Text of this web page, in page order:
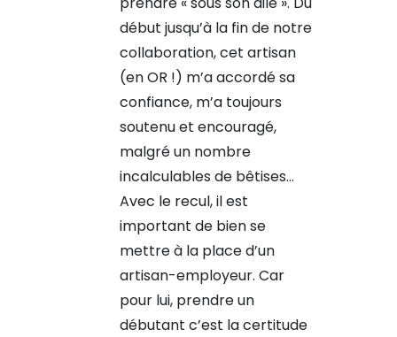
début jusqu’à la fin de notre
collaboration, cet artisan
(en OR !) m’a accordé sa
confiance, m’a toujours
soutenu et encouragé,
malgré un nombre
incalculables de bêtises…
Avec le recul, il est
important de bien se
mettre à la place d’un
artisan-employeur. Car
pour lui, prendre un
débutant c’est la certitude